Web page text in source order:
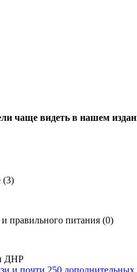
чаще видеть в нашем
(3)
правильного питания (0)
ДНР